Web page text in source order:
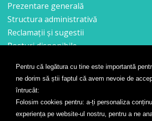
Pentru că legătura cu tine este importantă
ne dorim să știi faptul că avem nevoie de
întrucât:
Folosim cookies pentru: a-ți personaliza
experiența pe website-ul nostru, pentru a ne
Prezentare generală
Structura administrativă
Reclamații și sugestii
Posturi disponibile
Contact
Formular contact
Localizare
Presă